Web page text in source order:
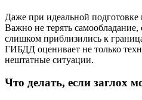
Даже при идеальной подготовке
Важно не терять самообладание,
слишком приблизились к
ГИБДД оценивает не только
нештатные ситуации.
Что делать, если заглох